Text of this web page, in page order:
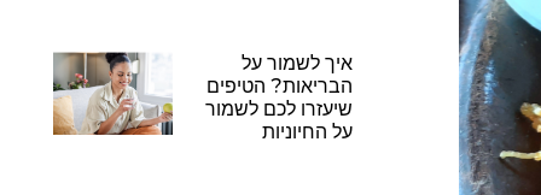
איך לשמור על
הבריאות? הטיפים
שיעזרו לכם לשמור
על החיוניות